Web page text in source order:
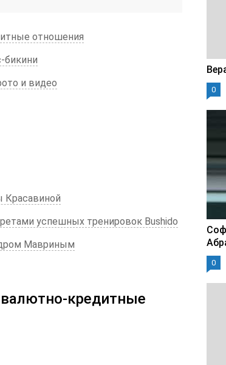
отношения
бикини
и видео
Красавиной
успешных тренировок Bushido
Мавриным
кредитные
0
0